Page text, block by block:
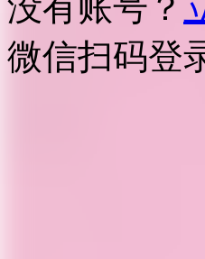
微信扫码登